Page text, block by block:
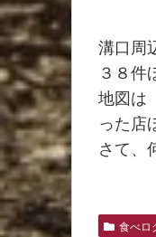
溝口周
３８件
地図は
った店
さて、
食べロ